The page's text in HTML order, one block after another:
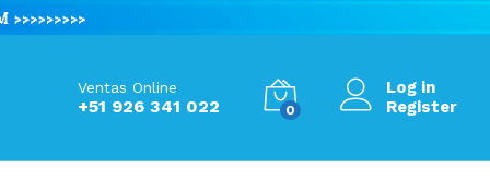
Ventas Online
+51 926 341 022 0
Log in
Register